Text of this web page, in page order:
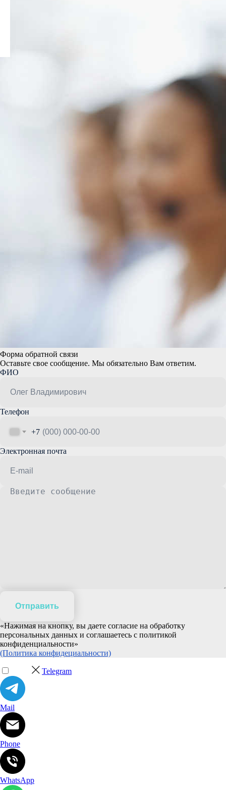
Форма обратной связи
Оставьте свое сообщение. Мы обязательно Вам ответим.
ФИО
Телефон
+7
Электронная почта
Отправить
«Нажимая на кнопку, вы даете согласие на обработку
персональных данных и соглашаетесь c политикой
конфиденциальности»
(Политика конфидециальности)
Telegram
Mail
Phone
WhatsApp